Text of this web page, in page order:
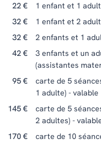
22 €
1 enfant et 1
32 €
1 enfant et 2
32 €
2 enfants et 1
42 €
3 enfants et un
(assistantes
95 €
carte de 5
1 adulte) - valable
145 €
carte de 5
2 adultes) -
170 €
carte de 10